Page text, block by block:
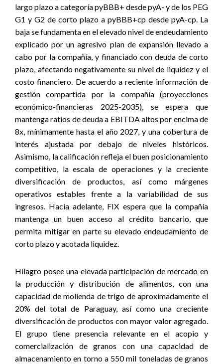
largo plazo a categoría pyBBB+ desde pyA- yde los PEG
G1 y G2 de corto plazo a pyBBB+cp desde pyA-cp. La
baja se fundamenta en el elevado nivel de endeudamiento
explicado por un agresivo plan de expansión llevado a
cabo por la compañía, y financiado con deuda de corto
plazo, afectando negativamente su nivel de liquidez y el
costo financiero. De acuerdo a reciente información de
gestión compartida por la compañía (proyecciones
económico-financieras 2025-2035), se espera que
mantenga ratios de deuda a EBITDA altos por encima de
8x, mínimamente hasta el año 2027, y una cobertura de
interés ajustada por debajo de niveles históricos.
Asimismo, la calificación refleja el buen posicionamiento
competitivo, la escala de operaciones y la creciente
diversificación de productos, así como márgenes
operativos estables frente a la variabilidad de sus
ingresos. Hacia adelante, FIX espera que la compañía
mantenga un buen acceso al crédito bancario, que
permita mitigar en parte su elevado endeudamiento de
corto plazo y acotada liquidez.
Hilagro posee una elevada participación de mercado en
la producción y distribución de alimentos, con una
capacidad de molienda de trigo de aproximadamente el
20% del total de Paraguay, así como una creciente
diversificación de productos con mayor valor agregado.
El grupo tiene presencia relevante en el acopio y
comercialización de granos con una capacidad de
almacenamiento en torno a 550 mil toneladas de granos